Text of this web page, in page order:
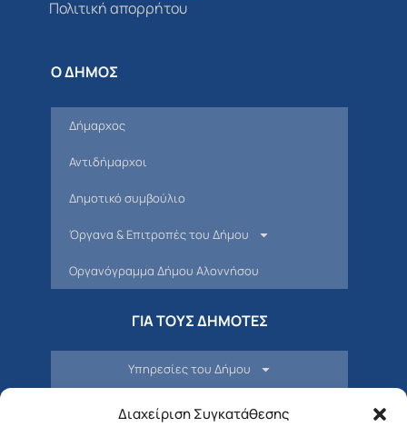
Διαχείριση Συγκατάθεσης
Πολιτική απορρήτου
Ο ΔΗΜΟΣ
Δήμαρχος
Αντιδήμαρχοι
Δημοτικό συμβούλιο
Όργανα & Επιτροπές του Δήμου
Οργανόγραμμα Δήμου Αλοννήσου
ΓΙΑ ΤΟΥΣ ΔΗΜΟΤΕΣ
Υπηρεσίες του Δήμου
ΣΒΑΚ